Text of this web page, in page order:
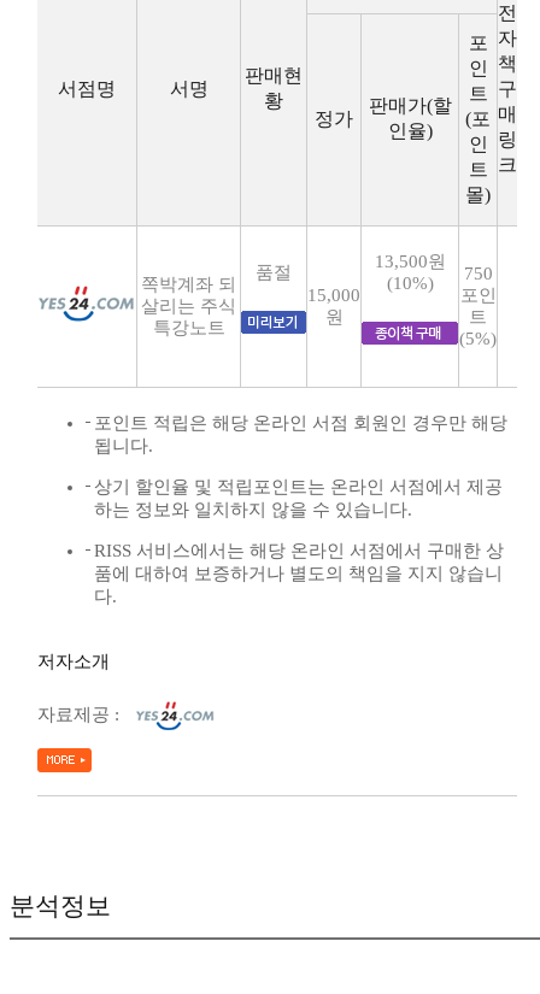
서점명 서명
판매현
황
전
자
책
구
매
링
크
정가
판매가(할
인율)
포
인
트
(포
인
트
몰)
쪽박계좌 되
살리는 주식
특강노트
품절
15,000
원
13,500원
(10%)
750
포인
트
(5%)
포인트 적립은 해당 온라인 서점 회원인 경우만 해당
됩니다.
상기 할인율 및 적립포인트는 온라인 서점에서 제공
하는 정보와 일치하지 않을 수 있습니다.
RISS 서비스에서는 해당 온라인 서점에서 구매한 상
품에 대하여 보증하거나 별도의 책임을 지지 않습니
다.
저자소개
자료제공 :
분석정보